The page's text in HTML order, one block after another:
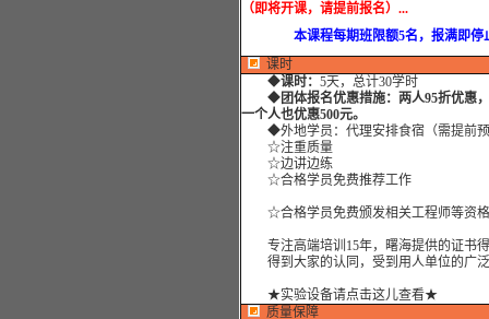
（即将开课，请提前报名）...
本课程每期班限额5名，报满即停止
课时
◆课时： 5天，总计30学时
◆团体报名优惠措施：两人95折优惠
一个人也优惠500元。
◆外地学员：代理安排食宿（需提前
☆注重质量
☆边讲边练
☆合格学员免费推荐工作
☆合格学员免费颁发相关工程师等资格
专注高端培训15年，曙海提供的证书得
得到大家的认同，受到用人单位的广
★实验设备请点击这儿查看★
质量保障